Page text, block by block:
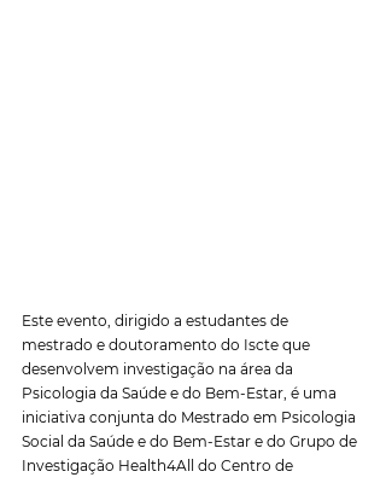
Este evento, dirigido a estudantes de
mestrado e doutoramento do Iscte que
desenvolvem investigação na área da
Psicologia da Saúde e do Bem-Estar, é uma
iniciativa conjunta do Mestrado em Psicologia
Social da Saúde e do Bem-Estar e do Grupo de
Investigação Health4All do Centro de